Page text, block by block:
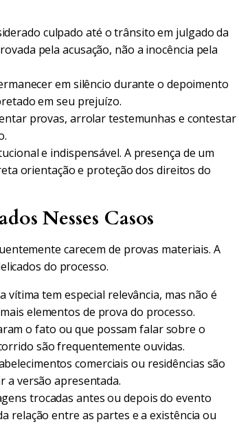
culpado até o trânsito em julgado da
pela acusação, não a inocência pela
em silêncio durante o depoimento
em seu prejuízo.
provas, arrolar testemunhas e contestar
e indispensável. A presença de um
orientação e proteção dos direitos do
Nesses Casos
carecem de provas materiais. A
do processo.
vítima tem especial relevância, mas não é
elementos de prova do processo.
o fato ou que possam falar sobre o
são frequentemente ouvidas.
comerciais ou residências são
a versão apresentada.
trocadas antes ou depois do evento
relação entre as partes e a existência ou